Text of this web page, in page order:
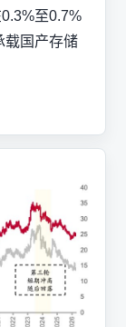
至0.7%
载国产存储